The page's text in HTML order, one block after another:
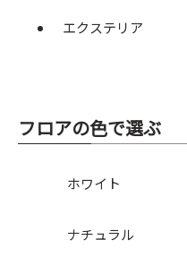
エクステリア
フロアの色で選ぶ
ホワイト
ナチュラル